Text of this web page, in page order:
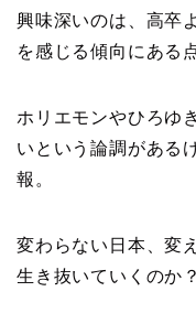
興味深いのは、高卒
を感じる傾向にある
ホリエモンやひろゆ
いという論調がある
報。
変わらない日本、変
生き抜いていくのか